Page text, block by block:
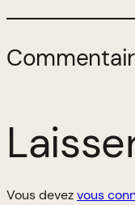
Vous devezvous